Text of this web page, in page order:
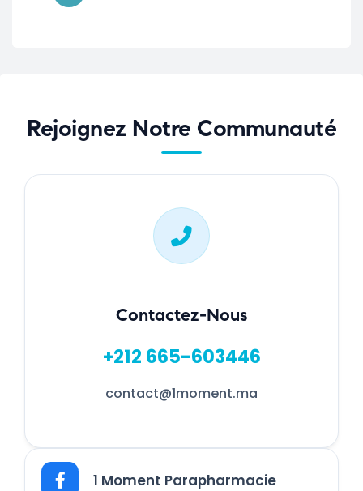
Rejoignez Notre Communauté
Contactez-Nous
+212 665-603446
contact@1moment.ma
1 Moment Parapharmacie